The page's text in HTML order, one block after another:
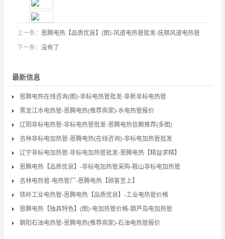
上一条： 恩腾电热【品质优良】(图)-风道电热管批发-抚顺风道电热管
下一条： 没有了
最新信息
恩腾电热在线咨询(图)-非标电热管批发-阜新非标电热管
黑龙江水电热管-恩腾电热(推荐商家)-水电热管报价
辽阳非标电热管-非标电热管批发-恩腾电热信赖推荐(多图)
吉林非标电加热管-恩腾电热(在线咨询)-非标电加热管批发
辽宁非标电加热管-非标电加热管批发-恩腾电热【精益求精】
恩腾电热【品质优良】-非标电加热管采购-鞍山非标电加热管
吉林电热管-电热管厂-恩腾电热【顾客至上】
铁岭工业电热管-恩腾电热【品质优良】-工业电热管价格
恩腾电热【独具特色】(图)-电加热管价格-葫芦岛电加热管
朝阳石油电热管-恩腾电热(推荐商家)-石油电热管报价